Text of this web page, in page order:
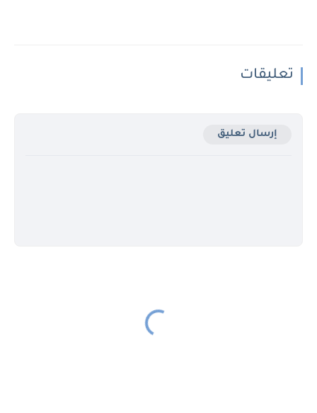
تعليقات
إرسال تعليق